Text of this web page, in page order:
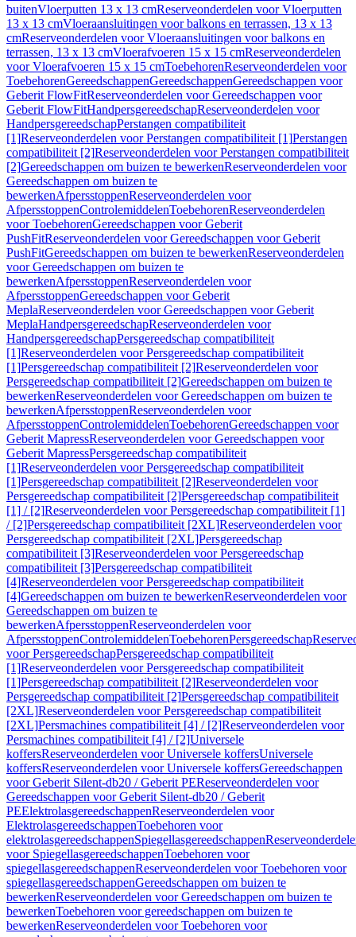
buitenVloerputten 13 x 13 cmReserveonderdelen voor Vloerputten
13 x 13 cmVloeraansluitingen voor balkons en terrassen, 13 x 13
cmReserveonderdelen voor Vloeraansluitingen voor balkons en
terrassen, 13 x 13 cmVloerafvoeren 15 x 15 cmReserveonderdelen
voor Vloerafvoeren 15 x 15 cmToebehorenReserveonderdelen voor
ToebehorenGereedschappenGereedschappenGereedschappen voor
Geberit FlowFitReserveonderdelen voor Gereedschappen voor
Geberit FlowFitHandpersgereedschapReserveonderdelen voor
HandpersgereedschapPerstangen compatibiliteit
[1]Reserveonderdelen voor Perstangen compatibiliteit [1]Perstangen
compatibiliteit [2]Reserveonderdelen voor Perstangen compatibiliteit
[2]Gereedschappen om buizen te bewerkenReserveonderdelen voor
Gereedschappen om buizen te
bewerkenAfpersstoppenReserveonderdelen voor
AfpersstoppenControlemiddelenToebehorenReserveonderdelen
voor ToebehorenGereedschappen voor Geberit
PushFitReserveonderdelen voor Gereedschappen voor Geberit
PushFitGereedschappen om buizen te bewerkenReserveonderdelen
voor Gereedschappen om buizen te
bewerkenAfpersstoppenReserveonderdelen voor
AfpersstoppenGereedschappen voor Geberit
MeplaReserveonderdelen voor Gereedschappen voor Geberit
MeplaHandpersgereedschapReserveonderdelen voor
HandpersgereedschapPersgereedschap compatibiliteit
[1]Reserveonderdelen voor Persgereedschap compatibiliteit
[1]Persgereedschap compatibiliteit [2]Reserveonderdelen voor
Persgereedschap compatibiliteit [2]Gereedschappen om buizen te
bewerkenReserveonderdelen voor Gereedschappen om buizen te
bewerkenAfpersstoppenReserveonderdelen voor
AfpersstoppenControlemiddelenToebehorenGereedschappen voor
Geberit MapressReserveonderdelen voor Gereedschappen voor
Geberit MapressPersgereedschap compatibiliteit
[1]Reserveonderdelen voor Persgereedschap compatibiliteit
[1]Persgereedschap compatibiliteit [2]Reserveonderdelen voor
Persgereedschap compatibiliteit [2]Persgereedschap compatibiliteit
[1] / [2]Reserveonderdelen voor Persgereedschap compatibiliteit [1]
/ [2]Persgereedschap compatibiliteit [2XL]Reserveonderdelen voor
Persgereedschap compatibiliteit [2XL]Persgereedschap
compatibiliteit [3]Reserveonderdelen voor Persgereedschap
compatibiliteit [3]Persgereedschap compatibiliteit
[4]Reserveonderdelen voor Persgereedschap compatibiliteit
[4]Gereedschappen om buizen te bewerkenReserveonderdelen voor
Gereedschappen om buizen te
bewerkenAfpersstoppenReserveonderdelen voor
AfpersstoppenControlemiddelenToebehorenPersgereedschap
voor PersgereedschapPersgereedschap compatibiliteit
[1]Reserveonderdelen voor Persgereedschap compatibiliteit
[1]Persgereedschap compatibiliteit [2]Reserveonderdelen voor
Persgereedschap compatibiliteit [2]Persgereedschap compatibiliteit
[2XL]Reserveonderdelen voor Persgereedschap compatibiliteit
[2XL]Persmachines compatibiliteit [4] / [2]Reserveonderdelen voor
Persmachines compatibiliteit [4] / [2]Universele
koffersReserveonderdelen voor Universele koffersUniversele
koffersReserveonderdelen voor Universele koffersGereedschappen
voor Geberit Silent-db20 / Geberit PEReserveonderdelen voor
Gereedschappen voor Geberit Silent-db20 / Geberit
PEElektrolasgereedschappenReserveonderdelen voor
ElektrolasgereedschappenToebehoren voor
elektrolasgereedschappenSpiegellasgereedschappen
voor SpiegellasgereedschappenToebehoren voor
spiegellasgereedschappenReserveonderdelen voor Toebehoren voor
spiegellasgereedschappenGereedschappen om buizen te
bewerkenReserveonderdelen voor Gereedschappen om buizen te
bewerkenToebehoren voor gereedschappen om buizen te
bewerkenReserveonderdelen voor Toebehoren voor